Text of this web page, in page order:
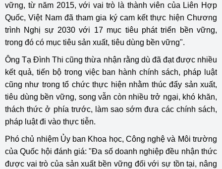
vững, từ năm 2015, với vai trò là thành viên của Liên Hợp
Quốc, Việt Nam đã tham gia ký cam kết thực hiện Chương
trình Nghị sự 2030 với 17 mục tiêu phát triển bền vững,
trong đó có mục tiêu sản xuất, tiêu dùng bền vững".
Ông Tạ Đình Thi cũng thừa nhận rằng dù đã đạt được nhiều
kết quả, tiến bộ trong việc ban hành chính sách, pháp luật
cũng như trong tổ chức thực hiện nhằm thúc đẩy sản xuất,
tiêu dùng bền vững, song vẫn còn nhiều trở ngại, khó khăn,
thách thức ở phía trước, làm sao sớm đưa các chính sách,
pháp luật đi vào thực tiễn.
Phó chủ nhiệm Ủy ban Khoa học, Công nghệ và Môi trường
của Quốc hội đánh giá: "Đa số doanh nghiệp đều nhận thức
được vai trò của sản xuất bền vững đối với sự tồn tại, nâng